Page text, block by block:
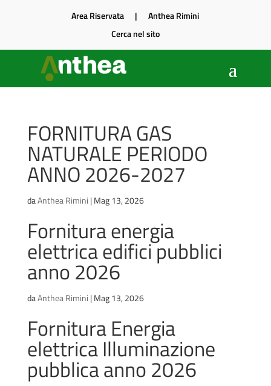
Area Riservata |Anthea Rimini
Cerca nel sito
FORNITURA GAS
NATURALE PERIODO
ANNO 2026-2027
daAnthea Rimini |Mag 13, 2026
Fornitura energia
elettrica edifici pubblici
anno 2026
daAnthea Rimini |Mag 13, 2026
Fornitura Energia
elettrica Illuminazione
pubblica anno 2026